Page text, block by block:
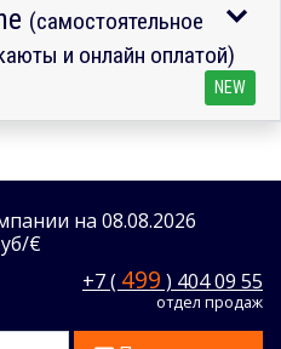
(самостоятельное
и онлайн оплатой)
NEW
на 08.08.2026
€
+7 ( 499 ) 404 09 55
отдел продаж